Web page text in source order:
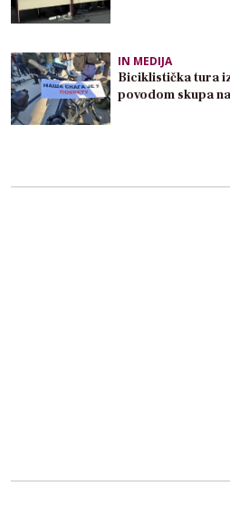
IN MEDIJA
Biciklistička tura
povodom skupa